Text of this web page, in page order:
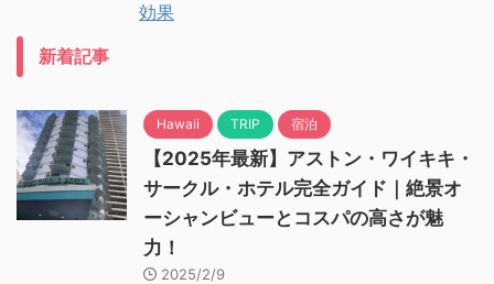
効果
新着記事
Hawaii TRIP 宿泊
【2025年最新】アストン・ワイキキ・
サークル・ホテル完全ガイド｜絶景オ
ーシャンビューとコスパの高さが魅
力！
2025/2/9